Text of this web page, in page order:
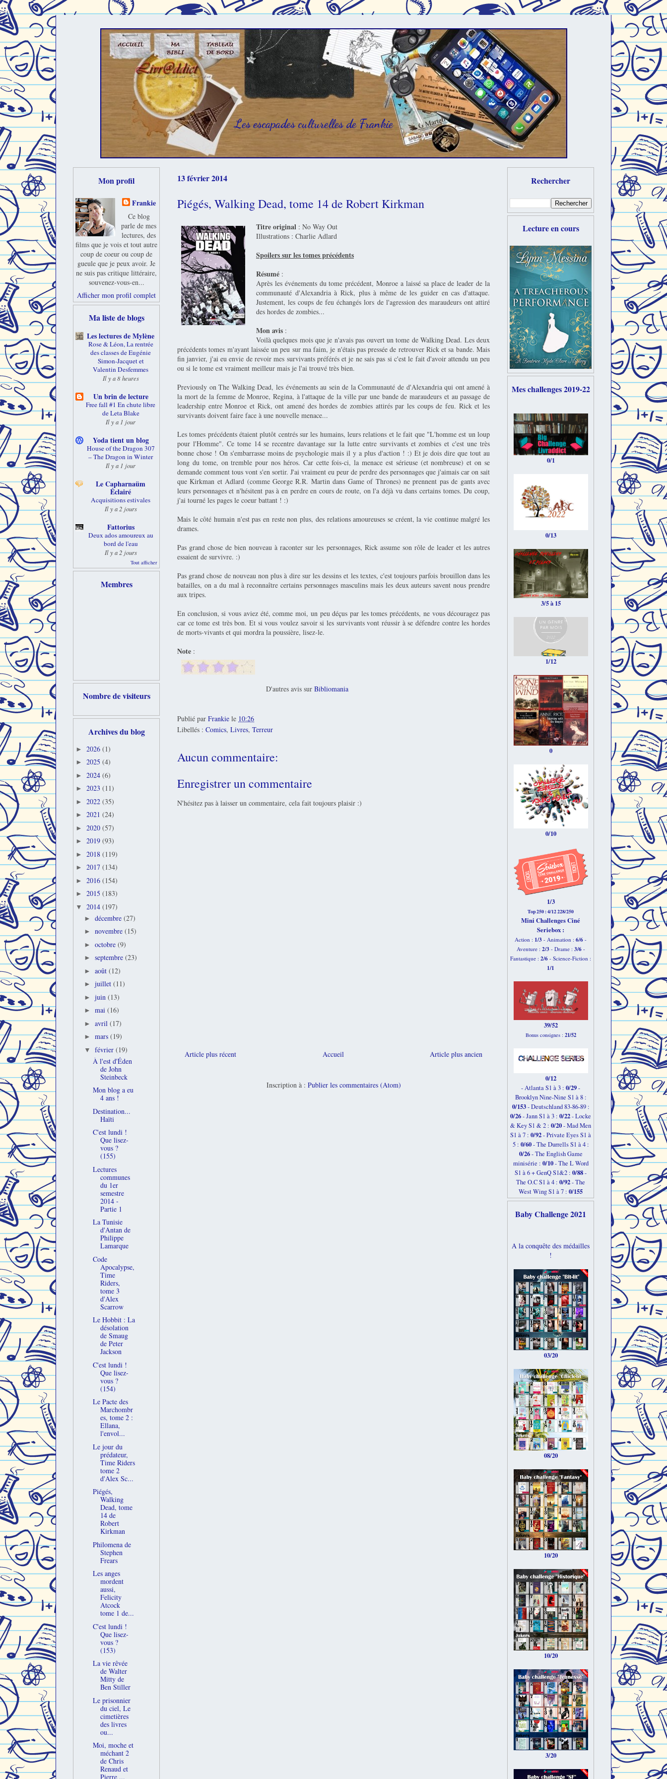
Les escapades culturelles de Frankie
13 février 2014
Piégés, Walking Dead, tome 14 de Robert Kirkman
Titre original : No Way Out
Illustrations : Charlie Adlard
Spoilers sur les tomes précédents
Résumé :
Après les événements du tome précédent, Monroe a laissé sa place de leader de la
communauté d'Alexandria à Rick, plus à même de les guider en cas d'attaque.
Justement, les coups de feu échangés lors de l'agression des maraudeurs ont attiré
des hordes de zombies...
Mon avis :
Voilà quelques mois que je n'avais pas ouvert un tome de Walking Dead. Les deux
précédents tomes m'ayant laissée un peu sur ma faim, je n'étais pas pressée de retrouver Rick et sa bande. Mais
fin janvier, j'ai eu envie de revoir mes survivants préférés et je ne sais pas si c'est le fait d'avoir attendu un peu
ou si le tome est vraiment meilleur mais je l'ai trouvé très bien.
Previously on The Walking Dead, les événements au sein de la Communauté de d'Alexandria qui ont amené à
la mort de la femme de Monroe, Regina, à l'attaque de la ville par une bande de maraudeurs et au passage de
leadership entre Monroe et Rick, ont amené des hordes de zombies attirés par les coups de feu. Rick et les
survivants doivent faire face à une nouvelle menace...
Les tomes précédents étaient plutôt centrés sur les humains, leurs relations et le fait que "L'homme est un loup
pour l'Homme". Ce tome 14 se recentre davantage sur la lutte entre survivants et zombies et c'est une très
bonne chose ! On s'embarrasse moins de psychologie mais il y a plus d'action ! :) Et je dois dire que tout au
long du tome, on tremble pour nos héros. Car cette fois-ci, la menace est sérieuse (et nombreuse) et on se
demande comment tous vont s'en sortir. J'ai vraiment eu peur de perdre des personnages que j'aimais car on sait
que Kirkman et Adlard (comme George R.R. Martin dans Game of Thrones) ne prennent pas de gants avec
leurs personnages et n'hésitent pas à en perdre en cours de route, on l'a déjà vu dans certains tomes. Du coup,
j'ai tourné les pages le coeur battant ! :)
Mais le côté humain n'est pas en reste non plus, des relations amoureuses se créent, la vie continue malgré les
drames.
Pas grand chose de bien nouveau à raconter sur les personnages, Rick assume son rôle de leader et les autres
essaient de survivre. :)
Pas grand chose de nouveau non plus à dire sur les dessins et les textes, c'est toujours parfois brouillon dans les
batailles, on a du mal à reconnaître certains personnages masculins mais les deux auteurs savent nous prendre
aux tripes.
En conclusion, si vous aviez été, comme moi, un peu déçus par les tomes précédents, ne vous découragez pas
car ce tome est très bon. Et si vous voulez savoir si les survivants vont réussir à se défendre contre les hordes
de morts-vivants et qui mordra la poussière, lisez-le.
Note :
D'autres avis sur Bibliomania
Publié par Frankie le 10:26
Libellés : Comics, Livres, Terreur
Aucun commentaire:
Enregistrer un commentaire
N'hésitez pas à laisser un commentaire, cela fait toujours plaisir :)
Article plus récent Article plus ancien
Accueil
Inscription à : Publier les commentaires (Atom)
Mon profil
Frankie
Ce blog
parle de mes
lectures, des
films que je vois et tout autre
coup de coeur ou coup de
gueule que je peux avoir. Je
ne suis pas critique littéraire,
souvenez-vous-en...
Afficher mon profil complet
Ma liste de blogs
Les lectures de Mylène
Rose & Léon, La rentrée
des classes de Eugénie
Simon-Jacquet et
Valentin Desfemmes
Il y a 8 heures
Un brin de lecture
Free fall #1 En chute libre
de Leta Blake
Il y a 1 jour
Yoda tient un blog
House of the Dragon 307
– The Dragon in Winter
Il y a 1 jour
Le Capharnaüm
Éclairé
Acquisitions estivales
Il y a 2 jours
Fattorius
Deux ados amoureux au
bord de l'eau
Il y a 2 jours
Tout afficher
Membres
Nombre de visiteurs
Archives du blog
► 2026 (1)
► 2025 (4)
► 2024 (6)
► 2023 (11)
► 2022 (35)
► 2021 (24)
► 2020 (57)
► 2019 (93)
► 2018 (119)
► 2017 (134)
► 2016 (154)
► 2015 (183)
▼ 2014 (197)
► décembre (27)
► novembre (15)
► octobre (9)
► septembre (23)
► août (12)
► juillet (11)
► juin (13)
► mai (16)
► avril (17)
► mars (19)
▼ février (19)
À l'est d'Éden
de John
Steinbeck
Mon blog a eu
4 ans !
Destination...
Haïti
C'est lundi !
Que lisez-
vous ?
(155)
Lectures
communes
du 1er
semestre
2014 -
Partie 1
La Tunisie
d'Antan de
Philippe
Lamarque
Code
Apocalypse,
Time
Riders,
tome 3
d'Alex
Scarrow
Le Hobbit : La
désolation
de Smaug
de Peter
Jackson
C'est lundi !
Que lisez-
vous ?
(154)
Le Pacte des
Marchombr
es, tome 2 :
Ellana,
l'envol...
Le jour du
prédateur,
Time Riders
tome 2
d'Alex Sc...
Piégés,
Walking
Dead, tome
14 de
Robert
Kirkman
Philomena de
Stephen
Frears
Les anges
mordent
aussi,
Felicity
Atcock
tome 1 de...
C'est lundi !
Que lisez-
vous ?
(153)
La vie rêvée
de Walter
Mitty de
Ben Stiller
Le prisonnier
du ciel, Le
cimetières
des livres
ou...
Moi, moche et
méchant 2
de Chris
Renaud et
Pierre ...
Rechercher
Lecture en cours
Mes challenges 2019-22
0/1
0/13
3/5 à 15
1/12
0
0/10
1/3
Top 250 : 4/12 228/250
Mini Challenges Ciné
Seriebox :
Action : 1/3 - Animation : 6/6 -
Aventure : 2/3- Drame : 3/6-
Fantastique : 2/6 - Science-Fiction :
1/1
39/52
Bonus consignes : 21/52
0/12
- Atlanta S1 à 3 : 0/29-
Brooklyn Nine-Nine S1 à 8 :
0/153- Deutschland 83-86-89 :
0/26-Jann S1 à 3 : 0/22- Locke
& Key S1 & 2 : 0/20- Mad Men
S1 à 7 : 0/92- Private Eyes S1 à
5 : 0/60- The Durrells S1 à 4 :
0/26- The English Game
minisérie : 0/10- The L Word
S1 à 6 + GenQ S1&2 : 0/88-
The O.C S1 à 4 : 0/92- The
West Wing S1 à 7 : 0/155
Baby Challenge 2021
A la conquête des médailles
!
03/20
08/20
10/20
10/20
3/20